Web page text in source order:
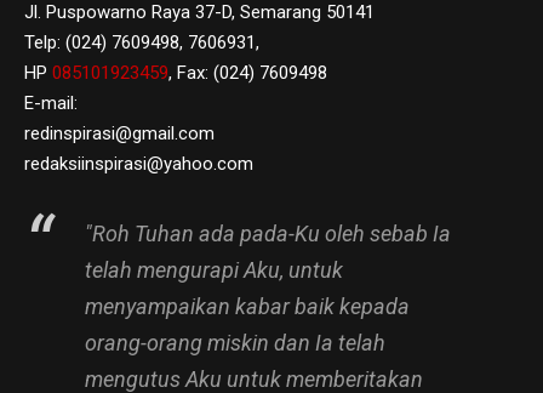
Jl. Puspowarno Raya 37-D, Semarang 50141
Telp: (024) 7609498, 7606931,
HP 085101923459, Fax: (024) 7609498
E-mail:
redinspirasi@gmail.com
redaksiinspirasi@yahoo.com
"Roh Tuhan ada pada-Ku oleh sebab Ia
telah mengurapi Aku, untuk
menyampaikan kabar baik kepada
orang-orang miskin dan Ia telah
mengutus Aku untuk memberitakan